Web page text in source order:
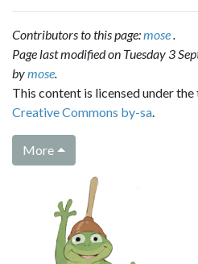
Contributors to this page:mose
Page last modified on Tuesday 3
bymose
This content is licensed under
Creative Commons by-sa
More